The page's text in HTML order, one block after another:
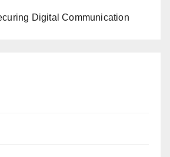
Digital Communication